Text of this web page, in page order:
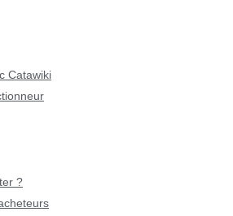
Catawiki
?